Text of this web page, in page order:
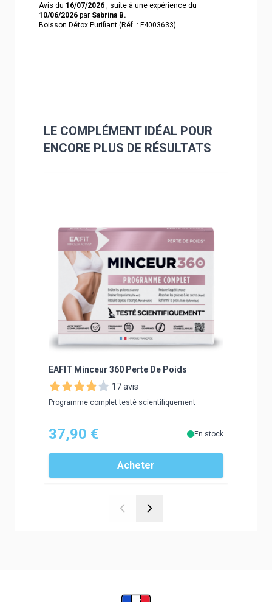
Avis du 16/07/2026 , suite à une expérience du
10/06/2026 par Sabrina B.
Boisson Détox Purifiant (Réf. : F4003633)
LE COMPLÉMENT IDÉAL POUR
ENCORE PLUS DE RÉSULTATS
EAFIT Minceur 360 Perte De Poids
17 avis
Programme complet testé scientifiquement
37,90 € En stock
Acheter